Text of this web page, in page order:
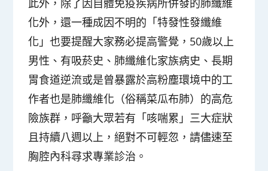
此外，除了因自體免疫疾病所併發的肺纖維
化外，還一種成因不明的「特發性發纖維
化」也要提醒大家務必提高警覺，50歲以上
男性、有吸菸史、肺纖維化家族病史、長期
胃食道逆流或是曾暴露於高粉塵環境中的工
作者也是肺纖維化（俗稱菜瓜布肺）的高危
險族群，呼籲大眾若有「咳喘累」三大症狀
且持續八週以上，絕對不可輕忽，請儘速至
胸腔內科尋求專業診治。